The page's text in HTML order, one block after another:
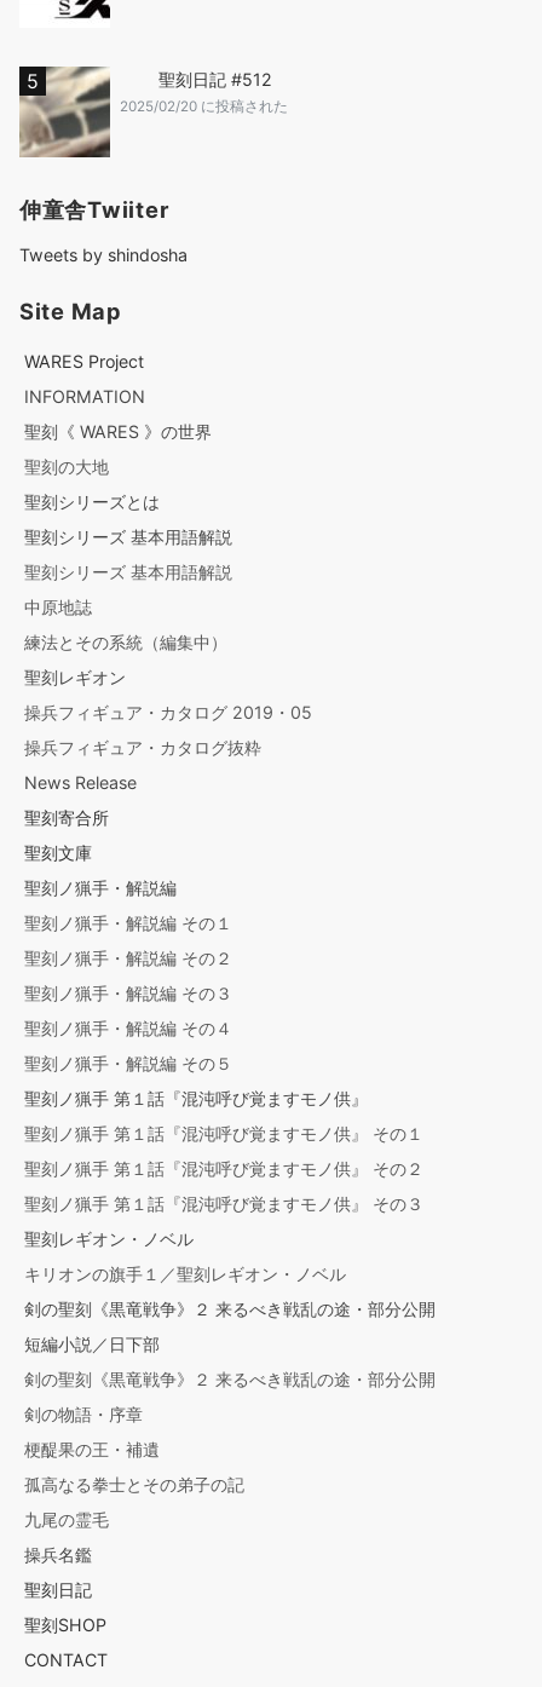
聖刻日記 #512
2025/02/20 に投稿された
伸童舎Twiiter
Tweets by shindosha
Site Map
WARES Project
INFORMATION
聖刻《 WARES 》の世界
聖刻の大地
聖刻シリーズとは
聖刻シリーズ 基本用語解説
聖刻シリーズ 基本用語解説
中原地誌
練法とその系統（編集中）
聖刻レギオン
操兵フィギュア・カタログ 2019・05
操兵フィギュア・カタログ抜粋
News Release
聖刻寄合所
聖刻文庫
聖刻ノ猟手・解説編
聖刻ノ猟手・解説編 その１
聖刻ノ猟手・解説編 その２
聖刻ノ猟手・解説編 その３
聖刻ノ猟手・解説編 その４
聖刻ノ猟手・解説編 その５
聖刻ノ猟手 第１話『混沌呼び覚ますモノ供』
聖刻ノ猟手 第１話『混沌呼び覚ますモノ供』 その１
聖刻ノ猟手 第１話『混沌呼び覚ますモノ供』 その２
聖刻ノ猟手 第１話『混沌呼び覚ますモノ供』 その３
聖刻レギオン・ノベル
キリオンの旗手１／聖刻レギオン・ノベル
剣の聖刻《黒竜戦争》２ 来るべき戦乱の途・部分公開
短編小説／日下部
剣の聖刻《黒竜戦争》２ 来るべき戦乱の途・部分公開
剣の物語・序章
梗醍果の王・補遺
孤高なる拳士とその弟子の記
九尾の霊毛
操兵名鑑
聖刻日記
聖刻SHOP
CONTACT